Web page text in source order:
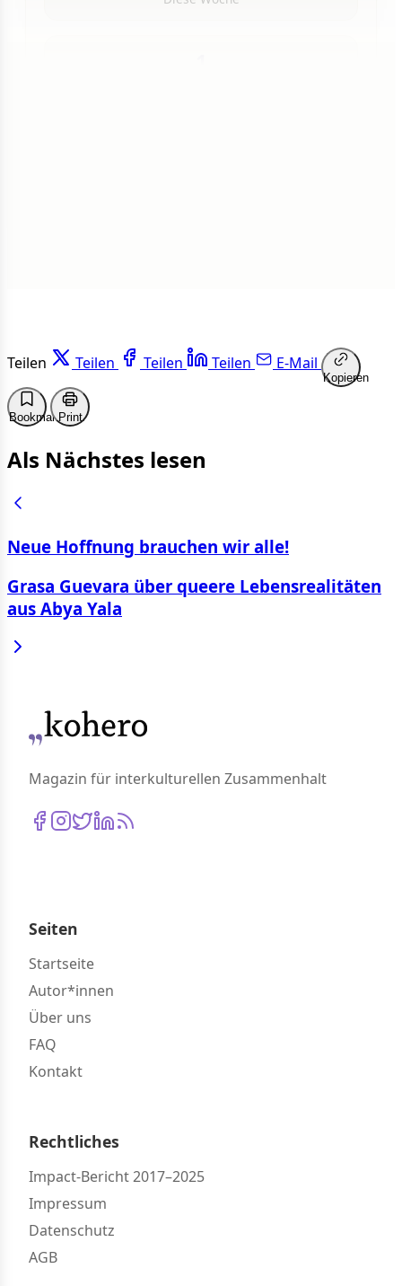
Teilen Teilen Teilen Teilen E-Mail
Kopieren
BookmarkPrint
Als Nächstes lesen
Neue Hoffnung brauchen wir alle!
Grasa Guevara über queere Lebensrealitäten
aus Abya Yala
Magazin für interkulturellen Zusammenhalt
Seiten
Startseite
Autor*innen
Über uns
FAQ
Kontakt
Rechtliches
Impact-Bericht 2017–2025
Impressum
Datenschutz
AGB